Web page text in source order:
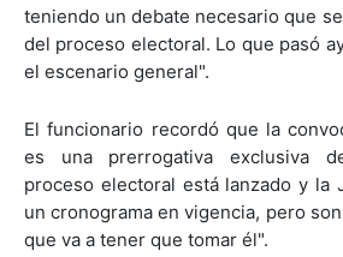
teniendo un debate necesario que
del proceso electoral. Lo que pasó
el escenario general".
El funcionario recordó que la
es una prerrogativa exclusiva
proceso electoral está lanzado y la
un cronograma en vigencia, pero
que va a tener que tomar él".